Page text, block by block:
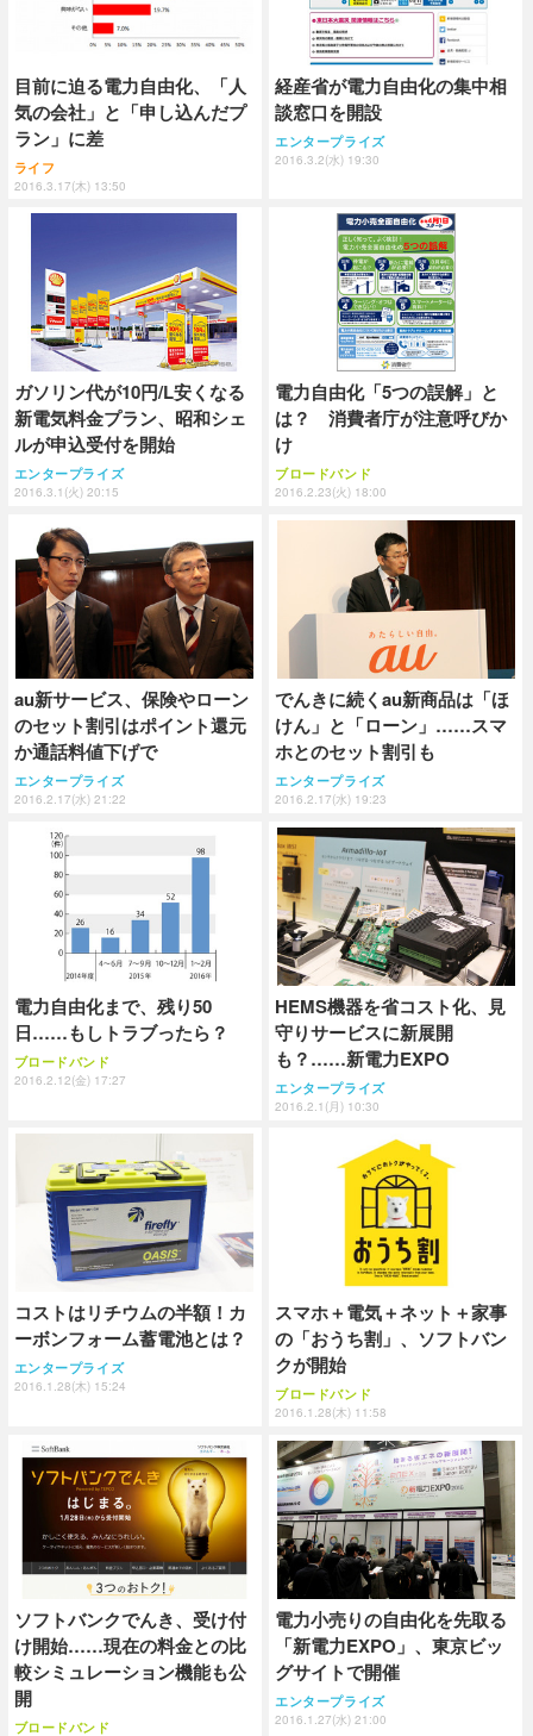
目前に迫る電力自由化、「人
気の会社」と「申し込んだプ
ラン」に差
ライフ
2016.3.17(木) 13:50
経産省が電力自由化の集中相
談窓口を開設
エンタープライズ
2016.3.2(水) 19:30
ガソリン代が10円/L安くなる
新電気料金プラン、昭和シェ
ルが申込受付を開始
エンタープライズ
2016.3.1(火) 20:15
電力自由化「5つの誤解」と
は？ 消費者庁が注意呼びか
け
ブロードバンド
2016.2.23(火) 18:00
au新サービス、保険やローン
のセット割引はポイント還元
か通話料値下げで
エンタープライズ
2016.2.17(水) 21:22
でんきに続くau新商品は「ほ
けん」と「ローン」……スマ
ホとのセット割引も
エンタープライズ
2016.2.17(水) 19:23
電力自由化まで、残り50
日……もしトラブったら？
ブロードバンド
2016.2.12(金) 17:27
HEMS機器を省コスト化、見
守りサービスに新展開
も？……新電力EXPO
エンタープライズ
2016.2.1(月) 10:30
コストはリチウムの半額！カ
ーボンフォーム蓄電池とは？
エンタープライズ
2016.1.28(木) 15:24
スマホ＋電気＋ネット＋家事
の「おうち割」、ソフトバン
クが開始
ブロードバンド
2016.1.28(木) 11:58
ソフトバンクでんき、受け付
け開始……現在の料金との比
較シミュレーション機能も公
開
ブロードバンド
電力小売りの自由化を先取る
「新電力EXPO」、東京ビッ
グサイトで開催
エンタープライズ
2016.1.27(水) 21:00